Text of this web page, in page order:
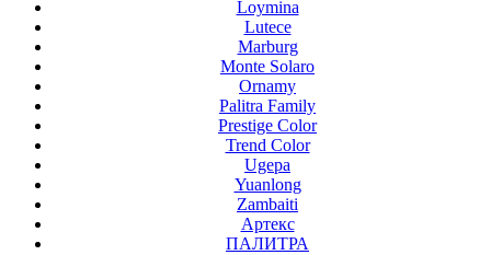
Loymina
Lutece
Marburg
Monte Solaro
Ornamy
Palitra Family
Prestige Color
Trend Color
Ugepa
Yuanlong
Zambaiti
Артекс
ПАЛИТРА